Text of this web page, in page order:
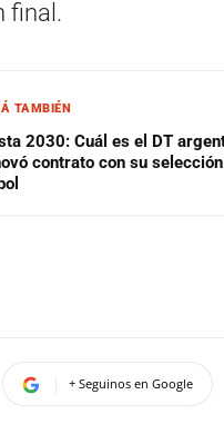
final.
TAMBIÉN
2030: Cuál es el DT
contrato con su
+ Seguinos en Google